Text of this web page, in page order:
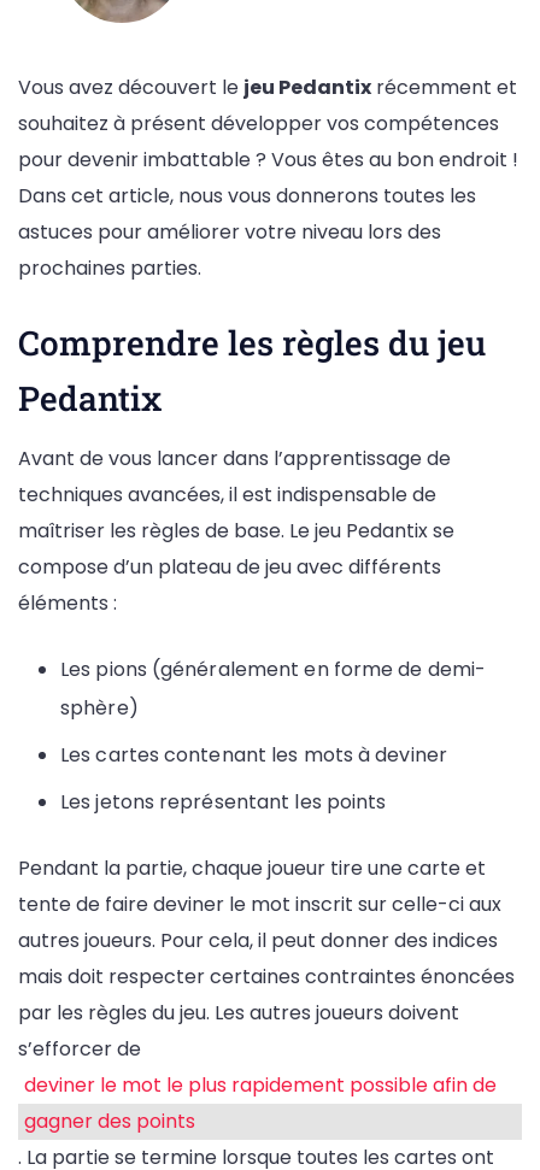
Vous avez découvert le jeu Pedantix récemment et
souhaitez à présent développer vos compétences
pour devenir imbattable ? Vous êtes au bon endroit !
Dans cet article, nous vous donnerons toutes les
astuces pour améliorer votre niveau lors des
prochaines parties.
Comprendre les règles du jeu
Pedantix
Avant de vous lancer dans l’apprentissage de
techniques avancées, il est indispensable de
maîtriser les règles de base. Le jeu Pedantix se
compose d’un plateau de jeu avec différents
éléments :
Les pions (généralement en forme de demi-
sphère)
Les cartes contenant les mots à deviner
Les jetons représentant les points
Pendant la partie, chaque joueur tire une carte et
tente de faire deviner le mot inscrit sur celle-ci aux
autres joueurs. Pour cela, il peut donner des indices
mais doit respecter certaines contraintes énoncées
par les règles du jeu. Les autres joueurs doivent
s’efforcer de
deviner le mot le plus rapidement possible afin de
gagner des points
. La partie se termine lorsque toutes les cartes ont